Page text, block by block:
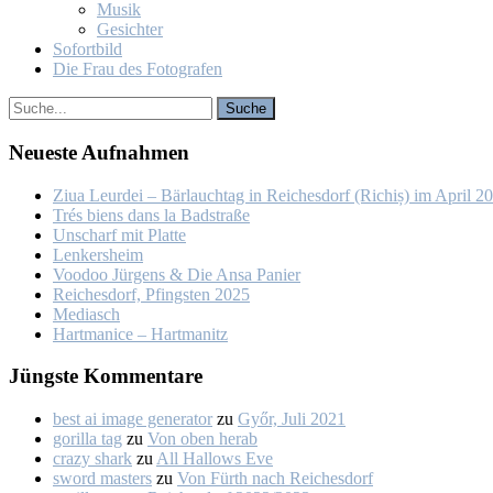
Mu­sik
Ge­sich­ter
So­fort­bild
Die Frau des Fo­to­gra­fen
Neu­es­te Auf­nah­men
Ziua Leur­dei – Bär­lauch­tag in Rei­ches­dorf (Ri­chiș) im April
Trés biens dans la Bad­stra­ße
Un­scharf mit Plat­te
Len­kers­heim
Voo­doo Jür­gens & Die An­sa Pa­nier
Rei­ches­dorf, Pfings­ten 2025
Me­dia­sch
Hart­ma­nice – Hart­ma­nitz
Jüngs­te Kom­men­ta­re
best ai image generator zu Győr, Ju­li 2021
gorilla tag zu Von oben her­ab
crazy shark zu All Hal­lows Eve
sword masters zu Von Fürth nach Rei­ches­dorf